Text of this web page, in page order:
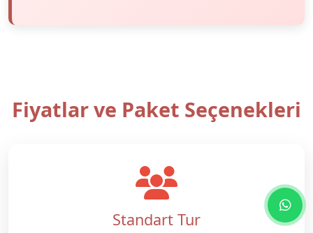
Fiyatlar ve Paket Seçenekleri
Standart Tur